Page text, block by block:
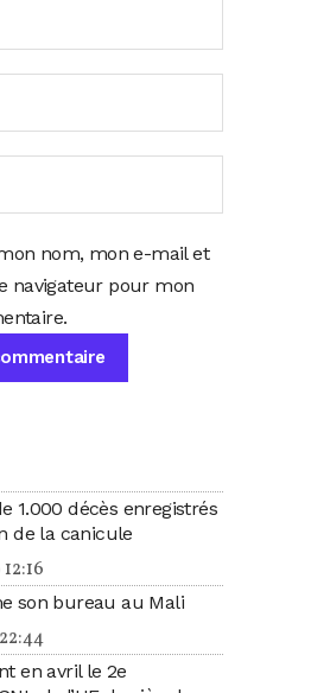
nom, mon e-mail et
navigateur pour mon
1.000 décès enregistrés
de la canicule
son bureau au Mali
en avril le 2e